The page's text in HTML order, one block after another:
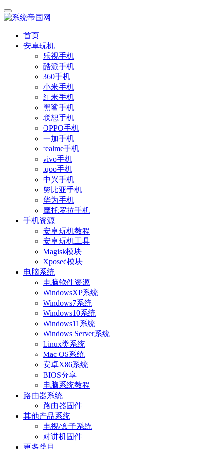
首页
安卓玩机
乐视手机
酷派手机
360手机
小米手机
红米手机
黑鲨手机
联想手机
OPPO手机
一加手机
realme手机
vivo手机
iqoo手机
中兴手机
努比亚手机
华为手机
摩托罗拉手机
手机资源
安卓玩机教程
安卓玩机工具
Magisk模块
Xposed模块
电脑系统
电脑软件资源
WindowsXP系统
Windows7系统
Windows10系统
Windows11系统
Windows Server系统
Linux类系统
Mac OS系统
安卓X86系统
BIOS分享
电脑系统教程
路由器系统
路由器固件
其他产品系统
电视/盒子系统
对讲机固件
更多类目